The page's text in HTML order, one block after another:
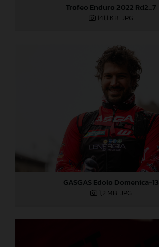
Trofeo Enduro 2022 Rd2_7
141,1 KB .JPG
GASGAS Edolo Domenica-13
1,2 MB .JPG